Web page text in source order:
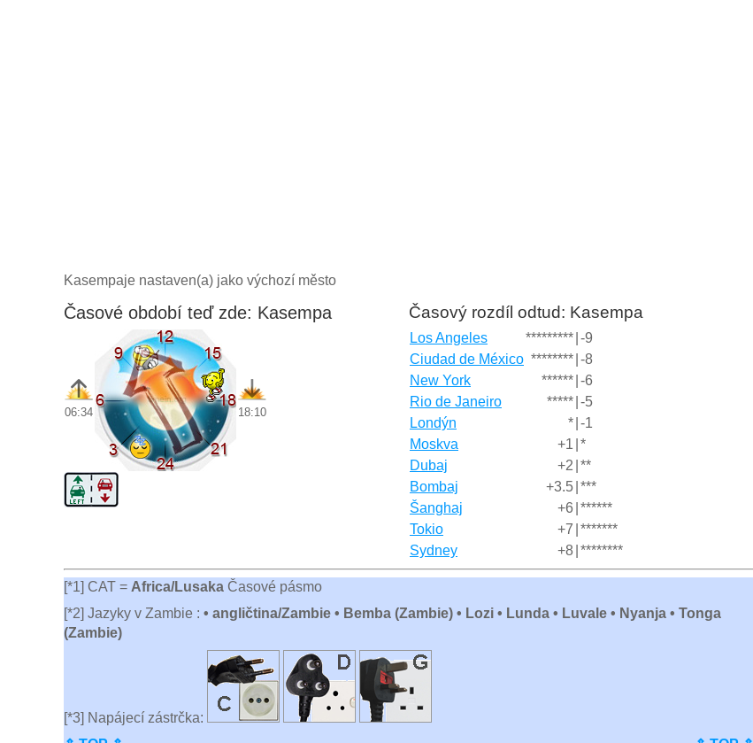
Kasempaje nastaven(a) jako výchozí město
Časové období teď zde: Kasempa
06:34 18:10
Časový rozdíl odtud: Kasempa
Los Angeles ********* -9
Ciudad de México ******** -8
New York
****** -6
Rio de Janeiro
***** -5
Londýn
* -1
Moskva
+1 *
Dubaj
+2 **
Bombaj
+3.5 ***
Šanghaj
+6 ******
Tokio
+7 *******
Sydney
+8 ********
[*1] CAT = Africa/Lusaka Časové pásmo
[*2] Jazyky v Zambie : • angličtina/Zambie • Bemba (Zambie) • Lozi • Lunda • Luvale • Nyanja • Tonga
(Zambie)
[*3] Napájecí zástrčka: